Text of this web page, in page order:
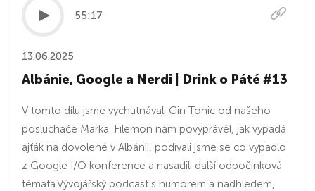
55:17
13.06.2025
Albánie, Google a Nerdi | Drink o Páté #13
V tomto dílu jsme vychutnávali Gin Tonic od našeho
posluchače Marka. Filemon nám povyprávěl, jak vypadá
ajťák na dovolené v Albánii, podívali jsme se co vypadlo
z Google I/O konference a nasadili další odpočinková
témata.Vývojářský podcast s humorem a nadhledem,